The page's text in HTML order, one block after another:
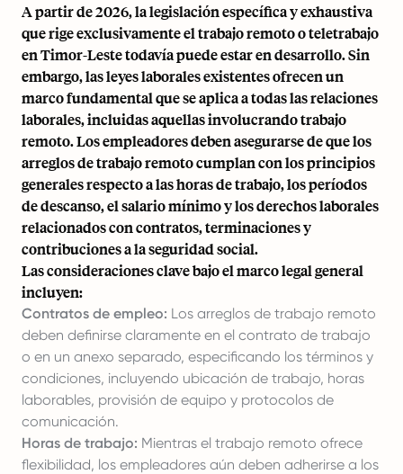
A partir de 2026, la legislación específica y exhaustiva
que rige exclusivamente el trabajo remoto o teletrabajo
en Timor-Leste todavía puede estar en desarrollo. Sin
embargo, las leyes laborales existentes ofrecen un
marco fundamental que se aplica a todas las relaciones
laborales, incluidas aquellas involucrando trabajo
remoto. Los empleadores deben asegurarse de que los
arreglos de trabajo remoto cumplan con los principios
generales respecto a las horas de trabajo, los períodos
de descanso, el salario mínimo y los derechos laborales
relacionados con contratos, terminaciones y
contribuciones a la seguridad social.
Las consideraciones clave bajo el marco legal general
incluyen:
Contratos de empleo: Los arreglos de trabajo remoto
deben definirse claramente en el contrato de trabajo
o en un anexo separado, especificando los términos y
condiciones, incluyendo ubicación de trabajo, horas
laborables, provisión de equipo y protocolos de
comunicación.
Horas de trabajo: Mientras el trabajo remoto ofrece
flexibilidad, los empleadores aún deben adherirse a los